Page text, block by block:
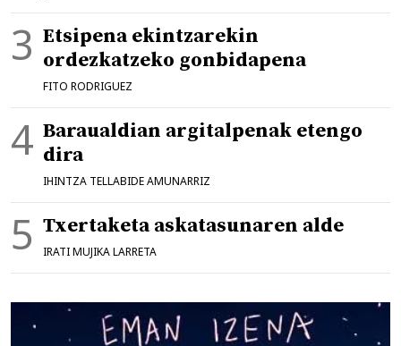
Etsipena ekintzarekin
ordezkatzeko gonbidapena
FITO RODRIGUEZ
Baraualdian argitalpenak etengo
dira
IHINTZA TELLABIDE AMUNARRIZ
Txertaketa askatasunaren alde
IRATI MUJIKA LARRETA